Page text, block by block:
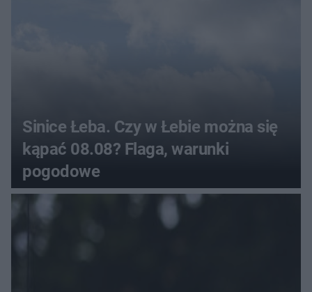
Sinice Łeba. Czy w Łebie można się
kąpać 08.08? Flaga, warunki
pogodowe